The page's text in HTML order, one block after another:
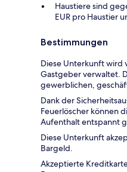
Haustiere sind
EUR pro Haustier
Bestimmungen
Diese Unterkunft wird
Gastgeber verwaltet.
gewerblichen,
Dank der
Feuerlöscher können
Aufenthalt entspannt
Diese Unterkunft
Bargeld.
Akzeptierte